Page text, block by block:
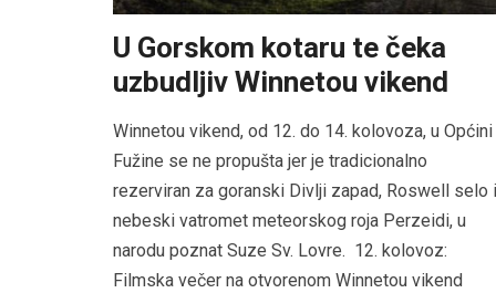
U Gorskom kotaru te čeka
uzbudljiv Winnetou vikend
Winnetou vikend, od 12. do 14. kolovoza, u Općini
Fužine se ne propušta jer je tradicionalno
rezerviran za goranski Divlji zapad, Roswell selo i
nebeski vatromet meteorskog roja Perzeidi, u
narodu poznat Suze Sv. Lovre. 12. kolovoz:
Filmska večer na otvorenom Winnetou vikend